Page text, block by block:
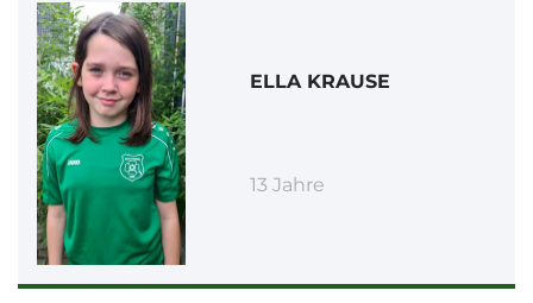
ELLA KRAUSE
13 Jahre